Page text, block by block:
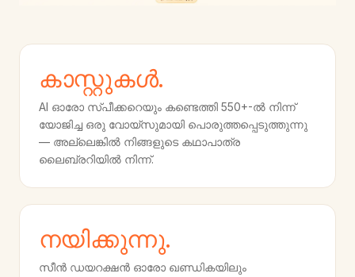
കാസ്റ്റുകൾ.
AI ഓരോ സ്പീക്കറെയും കണ്ടെത്തി 550+-ൽ നിന്ന്
യോജിച്ച ഒരു വോയ്‌സുമായി പൊരുത്തപ്പെടുത്തുന്നു
— അല്ലെങ്കിൽ നിങ്ങളുടെ കഥാപാത്ര
ലൈബ്രറിയിൽ നിന്ന്.
നയിക്കുന്നു.
സീൻ ഡയറക്ഷൻ ഓരോ ഖണ്ഡികയിലും